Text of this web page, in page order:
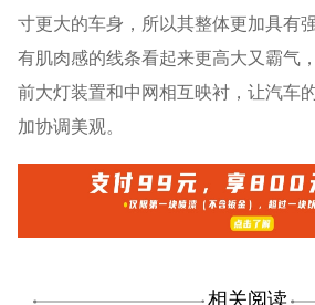
寸更大的车身，所以其整体更加具有
有肌肉感的线条看起来更高大又霸气
前大灯装置和中网相互映衬，让汽车
加协调美观。
相关阅读